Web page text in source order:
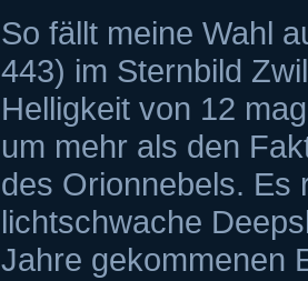
So fällt meine Wahl
443) im Sternbild
Helligkeit von 12
um mehr als den
des Orionnebels. Es
lichtschwache
Jahre gekommenen